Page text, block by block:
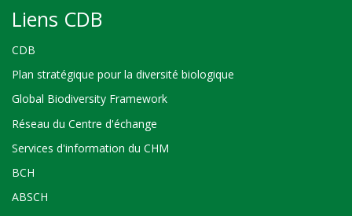
Liens CDB
CDB
Plan stratégique pour la diversité biologique
Global Biodiversity Framework
Réseau du Centre d'échange
Services d'information du CHM
BCH
ABSCH